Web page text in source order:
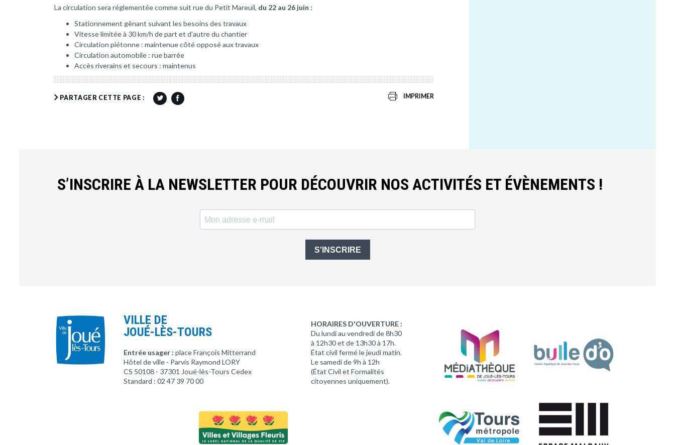
La circulation sera réglementée comme suit rue du Petit Mareuil, du 22 au 26 juin :
Stationnement gênant suivant les besoins des travaux
Vitesse limitée à 30 km/h de part et d’autre du chantier
Circulation piétonne : maintenue côté opposé aux travaux
Circulation automobile : rue barrée
Accès riverains et secours : maintenus
PARTAGER CETTE PAGE : IMPRIMER
S’INSCRIRE À LA NEWSLETTER POUR DÉCOUVRIR NOS ACTIVITÉS ET ÉVÈNEMENTS !
S'INSCRIRE
VILLE DE
JOUÉ-LÈS-TOURS
Entrée usager : place François Mitterrand
Hôtel de ville - Parvis Raymond LORY
CS 50108 - 37301 Joué-lès-Tours Cedex
Standard : 02 47 39 70 00
HORAIRES D'OUVERTURE :
Du lundi au vendredi de 8h30
à 12h30 et de 13h30 à 17h.
État civil fermé le jeudi matin.
Le samedi de 9h à 12h
(État Civil et Formalités
citoyennes uniquement).